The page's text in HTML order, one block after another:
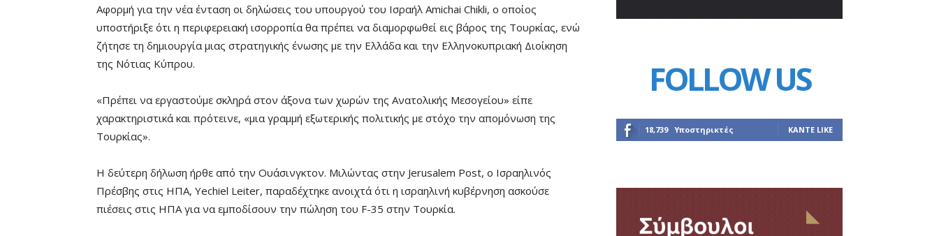
Αφορμή για την νέα ένταση οι δηλώσεις του υπουργού του Ισραήλ Amichai Chikli, ο οποίος
υποστήριξε ότι η περιφερειακή ισορροπία θα πρέπει να διαμορφωθεί εις βάρος της Τουρκίας, ενώ
ζήτησε τη δημιουργία μιας στρατηγικής ένωσης με την Ελλάδα και την Ελληνοκυπριακή Διοίκηση
της Νότιας Κύπρου.
«Πρέπει να εργαστούμε σκληρά στον άξονα των χωρών της Ανατολικής Μεσογείου» είπε
χαρακτηριστικά και πρότεινε, «μια γραμμή εξωτερικής πολιτικής με στόχο την απομόνωση της
Τουρκίας».
Η δεύτερη δήλωση ήρθε από την Ουάσινγκτον. Μιλώντας στην Jerusalem Post, ο Ισραηλινός
Πρέσβης στις ΗΠΑ, Yechiel Leiter, παραδέχτηκε ανοιχτά ότι η ισραηλινή κυβέρνηση ασκούσε
πιέσεις στις ΗΠΑ για να εμποδίσουν την πώληση του F-35 στην Τουρκία.
FOLLOW US
18,739 Υποστηρικτές ΚΆΝΤΕ LIKE